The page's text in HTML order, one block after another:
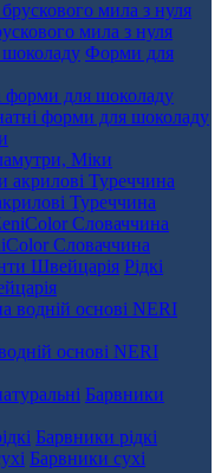
мила з нуля
Форми для
форми для шоколаду
форми для шоколаду
Міки
Туреччина
Словаччина
Рідкі
основі NERI
Барвники
Барвники рідкі
Барвники сухі